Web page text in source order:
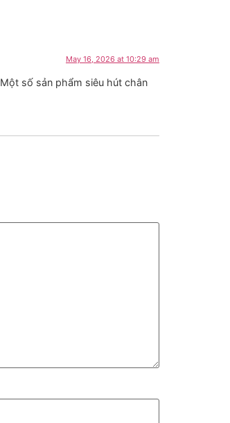
May 16, 2026 at 10:29 am
Một số sản phẩm siêu hút chân